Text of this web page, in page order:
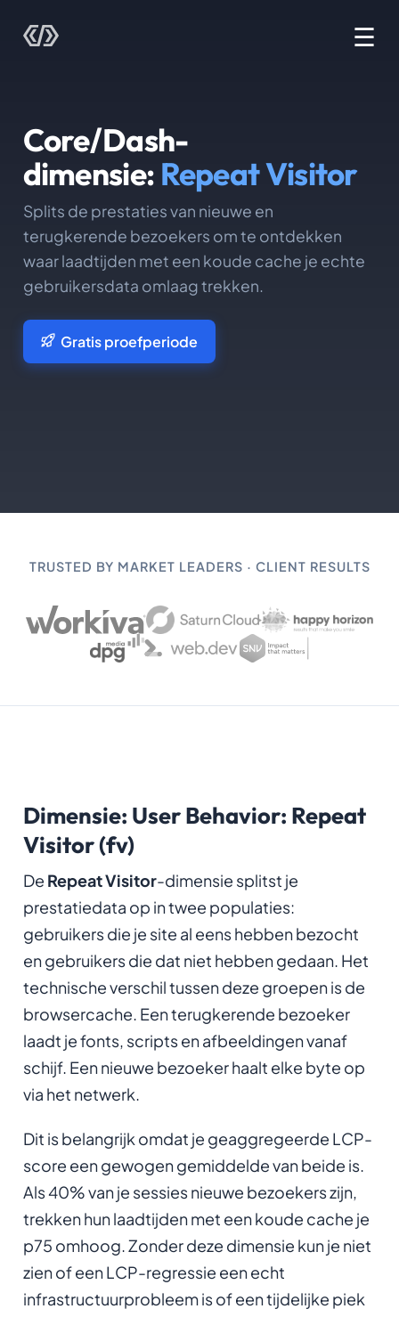
☰
Core/Dash-
dimensie: Repeat Visitor
Splits de prestaties van nieuwe en
terugkerende bezoekers om te ontdekken
waar laadtijden met een koude cache je echte
gebruikersdata omlaag trekken.
Gratis proefperiode
TRUSTED BY MARKET LEADERS · CLIENT RESULTS
Dimensie: User Behavior: Repeat
Visitor (fv)
De Repeat Visitor-dimensie splitst je
prestatiedata op in twee populaties:
gebruikers die je site al eens hebben bezocht
en gebruikers die dat niet hebben gedaan. Het
technische verschil tussen deze groepen is de
browsercache. Een terugkerende bezoeker
laadt je fonts, scripts en afbeeldingen vanaf
schijf. Een nieuwe bezoeker haalt elke byte op
via het netwerk.
Dit is belangrijk omdat je geaggregeerde LCP-
score een gewogen gemiddelde van beide is.
Als 40% van je sessies nieuwe bezoekers zijn,
trekken hun laadtijden met een koude cache je
p75 omhoog. Zonder deze dimensie kun je niet
zien of een LCP-regressie een echt
infrastructuurprobleem is of een tijdelijke piek